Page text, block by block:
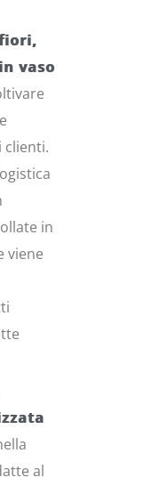
vaso
clienti.
in
viene
al